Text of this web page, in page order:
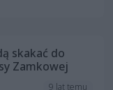
skakać do
Zamkowej
9 lat temu